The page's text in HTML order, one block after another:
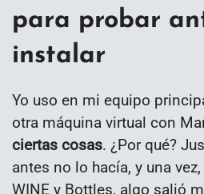
para probar
instalar
Yo uso en mi equipo
otra máquina virtual con
ciertas cosas. ¿Por qué?
antes no lo hacía, y una
WINE y Bottles, algo salió